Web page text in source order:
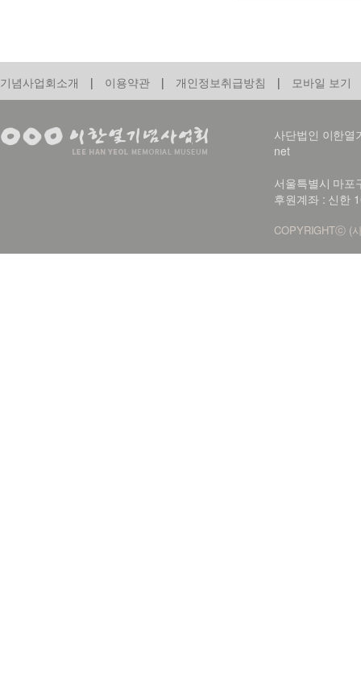
기념사업회소개 | 이용약관 | 개인정보취급방침 | 모바일 보기
사단법인 이한
net
서울특별시 마
후원계좌 : 신한
COPYRIGHTⓒ (